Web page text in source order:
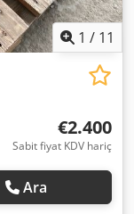
1 / 11
€2.400
Sabit fiyat KDV hariç
Ara